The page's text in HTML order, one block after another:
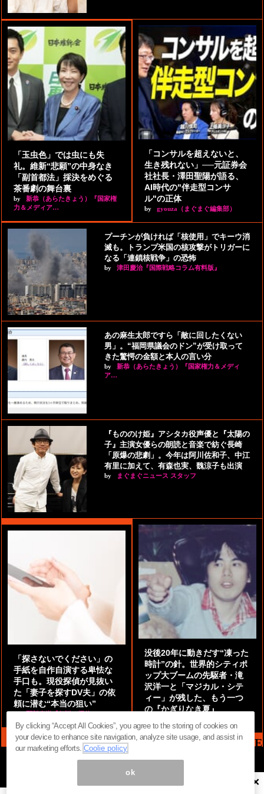
「玉虫色」では虫にも失
礼。維新“悲願”の中身なき
「副首都法」採決をめぐる
茶番劇の舞台裏
by
新恭（あらたきょう）『国家権
力＆メディア…
「コンサルを超えないと、
生き残れない」──元証券会
社社長・澤田聖陽が語る、
AI時代の"伴走型コンサ
ル"の正体
by gyouza（まぐまぐ編集部）
プーチンが負ければ「核使用」でキーウ消
滅も。トランプ米国の核攻撃がトリガーに
なる「連鎖核戦争」の恐怖
by 津田慶治『国際戦略コラム有料版』
あの麻生太郎ですら「敵に回したくない
男」。“福岡県議会のドン”が受け取って
きた驚愕の金額と本人の言い分
by
新恭（あらたきょう）『国家権力＆メディ
ア…
『もののけ姫』アシタカ役声優と『太陽の
子』主演女優らの朗読と音楽で紡ぐ長崎
「原爆の悲劇」。今年は阿川佐和子、中江
有里に加えて、有森也実、魏涼子も出演
by まぐまぐニュース スタッフ
「探さないでください」の
手紙を自作自演する卑怯な
手口も。現役探偵が見抜い
た「妻子を探すDV夫」の依
頼に潜む“本当の狙い”
by 阿部泰尚『伝説の探偵』
没後20年に動きだす“凍った
時計”の針。世界的シティポ
ップ大ブームの先駆者・滝
沢洋一と「マジカル・シテ
ィー」が残した、もう一つ
の『かぎりなき夏』
MAG2 NEWS HEADLINE
ページ内の商標は全て商標権者に属します。無断転載を禁じます。 ©
×
By clicking “Accept All Cookies”, you agree to the storing of cookies on
your device to enhance site navigation, analyze site usage, and assist in
our marketing efforts.Coolie policy
ok